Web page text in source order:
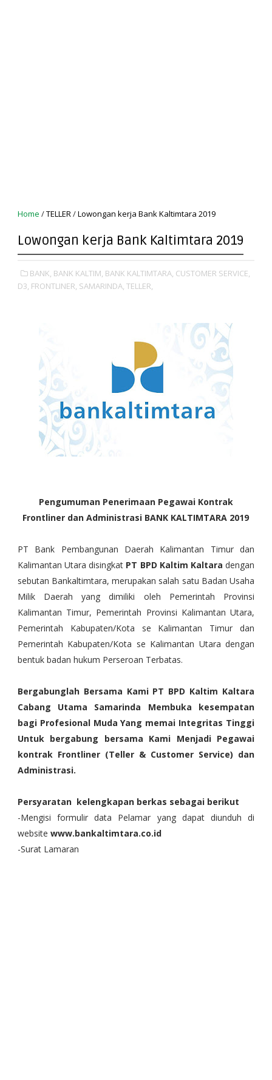
Home /TELLER/Lowongan kerja Bank Kaltimtara 2019
Lowongan kerja Bank Kaltimtara 2019
BANK, BANK KALTIM, BANK KALTIMTARA, CUSTOMER SERVICE,
D3, FRONTLINER, SAMARINDA, TELLER,
Pengumuman Penerimaan Pegawai Kontrak
Frontliner dan Administrasi BANK KALTIMTARA 2019
PT Bank Pembangunan Daerah Kalimantan Timur dan
Kalimantan Utara disingkat PT BPD Kaltim Kaltaradengan
sebutan Bankaltimtara, merupakan salah satu Badan Usaha
Milik Daerah yang dimiliki oleh Pemerintah Provinsi
Kalimantan Timur, Pemerintah Provinsi Kalimantan Utara,
Pemerintah Kabupaten/Kota se Kalimantan Timur dan
Pemerintah Kabupaten/Kota se Kalimantan Utara dengan
bentuk badan hukum Perseroan Terbatas.
Bergabunglah Bersama Kami PT BPD Kaltim Kaltara
Cabang Utama Samarinda Membuka kesempatan
bagi Profesional Muda Yang memai Integritas Tinggi
Untuk bergabung bersama Kami Menjadi Pegawai
kontrak Frontliner (Teller & Customer Service) dan
Administrasi.
Persyaratan kelengkapan berkas sebagai berikut
-Mengisi formulir data Pelamar yang dapat diunduh di
website www.bankaltimtara.co.id
-Surat Lamaran